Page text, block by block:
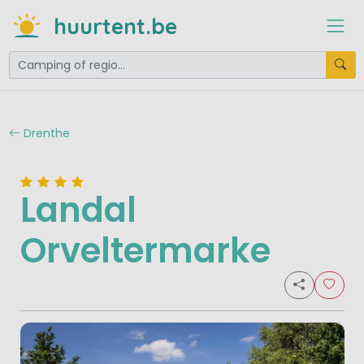
huurtent.be
Drenthe
Landal
Orveltermarke